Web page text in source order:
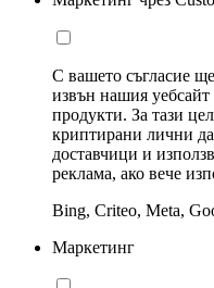
С вашето съгласие
извън нашия
продукти. За тази
криптирани лични
доставчици и
реклама, ако вече
Bing, Criteo, Meta,
Маркетинг